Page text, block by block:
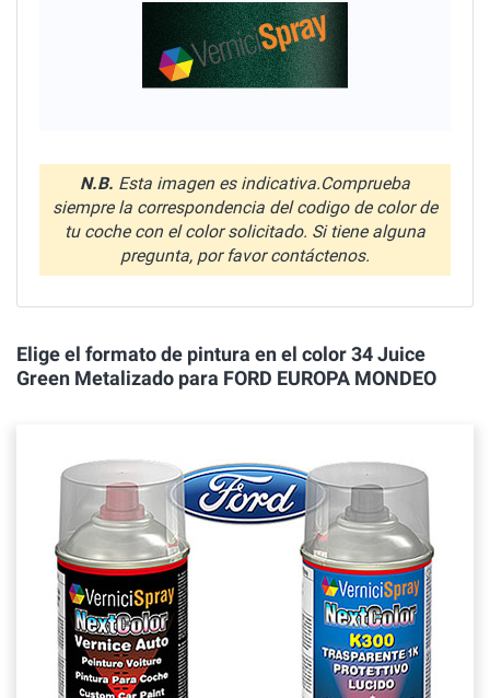
N.B. Esta imagen es indicativa.Comprueba
siempre la correspondencia del codigo de color de
tu coche con el color solicitado. Si tiene alguna
pregunta, por favor contáctenos.
Elige el formato de pintura en el color 34 Juice
Green Metalizado para FORD EUROPA MONDEO